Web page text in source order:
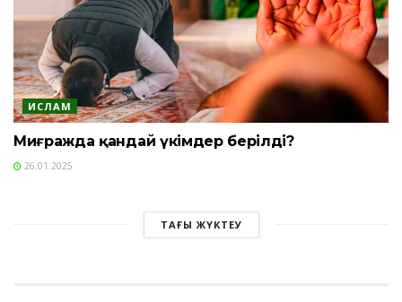
ИСЛАМ
Миғражда қандай үкімдер берілді?
26.01.2025
ТАҒЫ ЖҮКТЕУ